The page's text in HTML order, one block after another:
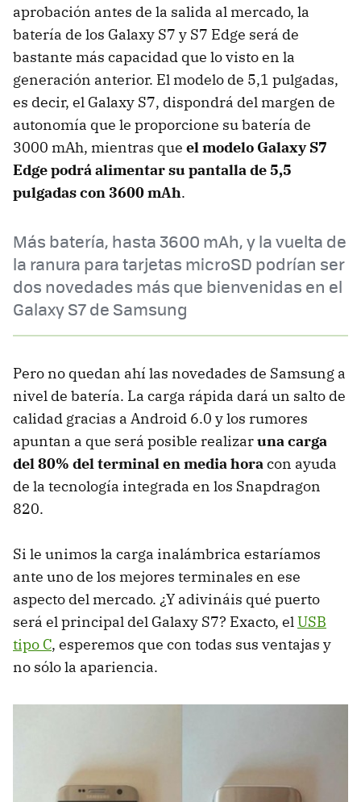
aprobación antes de la salida al mercado, la
batería de los Galaxy S7 y S7 Edge será de
bastante más capacidad que lo visto en la
generación anterior. El modelo de 5,1 pulgadas,
es decir, el Galaxy S7, dispondrá del margen de
autonomía que le proporcione su batería de
3000 mAh, mientras que el modelo Galaxy S7
Edge podrá alimentar su pantalla de 5,5
pulgadas con 3600 mAh.
Más batería, hasta 3600 mAh, y la vuelta de
la ranura para tarjetas microSD podrían ser
dos novedades más que bienvenidas en el
Galaxy S7 de Samsung
Pero no quedan ahí las novedades de Samsung a
nivel de batería. La carga rápida dará un salto de
calidad gracias a Android 6.0 y los rumores
apuntan a que será posible realizaruna carga
del 80% del terminal en media horacon ayuda
de la tecnología integrada en los Snapdragon
820.
Si le unimos la carga inalámbrica estaríamos
ante uno de los mejores terminales en ese
aspecto del mercado. ¿Y adivináis qué puerto
será el principal del Galaxy S7? Exacto, elUSB
tipo C, esperemos que con todas sus ventajas y
no sólo la apariencia.